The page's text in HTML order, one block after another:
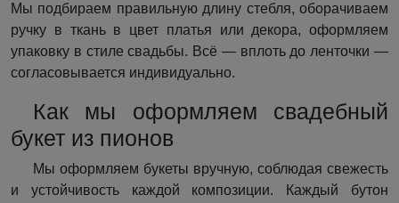
Мы подбираем правильную длину стебля, оборачиваем
ручку в ткань в цвет платья или декора, оформляем
упаковку в стиле свадьбы. Всё — вплоть до ленточки —
согласовывается индивидуально.
Как мы оформляем свадебный
букет из пионов
Мы оформляем букеты вручную, соблюдая свежесть
и устойчивость каждой композиции. Каждый бутон